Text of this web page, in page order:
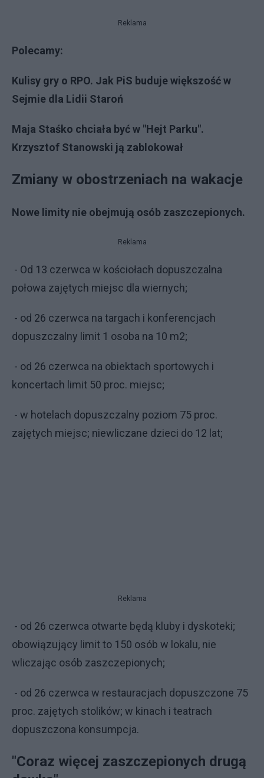
Reklama
Polecamy:
Kulisy gry o RPO. Jak PiS buduje większość w
Sejmie dla Lidii Staroń
Maja Staśko chciała być w "Hejt Parku".
Krzysztof Stanowski ją zablokował
Zmiany w obostrzeniach na wakacje
Nowe limity nie obejmują osób zaszczepionych.
Reklama
- Od 13 czerwca w kościołach dopuszczalna
połowa zajętych miejsc dla wiernych;
- od 26 czerwca na targach i konferencjach
dopuszczalny limit 1 osoba na 10 m2;
- od 26 czerwca na obiektach sportowych i
koncertach limit 50 proc. miejsc;
- w hotelach dopuszczalny poziom 75 proc.
zajętych miejsc; niewliczane dzieci do 12 lat;
Reklama
- od 26 czerwca otwarte będą kluby i dyskoteki;
obowiązujący limit to 150 osób w lokalu, nie
wliczając osób zaszczepionych;
- od 26 czerwca w restauracjach dopuszczone 75
proc. zajętych stolików; w kinach i teatrach
dopuszczona konsumpcja.
"Coraz więcej zaszczepionych drugą